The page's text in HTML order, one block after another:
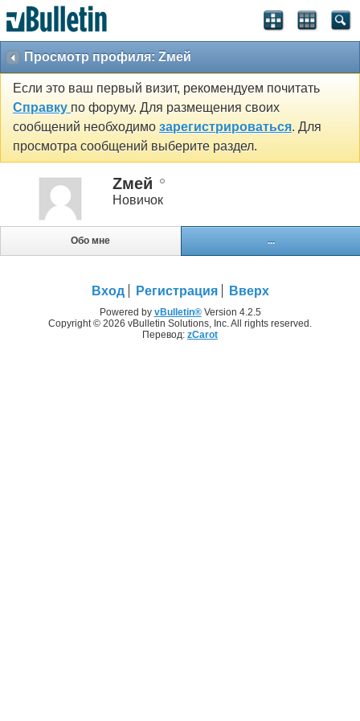
Просмотр профиля: Zмей
Если это ваш первый визит, рекомендуем почитать
Справку по форуму. Для размещения своих
сообщений необходимо зарегистрироваться. Для
просмотра сообщений выберите раздел.
Zмей
Новичок
Обо мне ...
Вход Регистрация Вверх
Powered by vBulletin®Version 4.2.5
Copyright © 2026 vBulletin Solutions, Inc. All rights reserved.
Перевод: zCarot